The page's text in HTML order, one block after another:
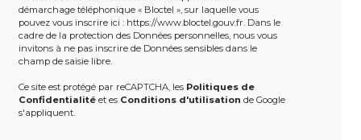
démarchage téléphonique « Bloctel », sur laquelle vous
pouvez vous inscrire ici : https://www.bloctel.gouv.fr. Dans le
cadre de la protection des Données personnelles, nous vous
invitons à ne pas inscrire de Données sensibles dans le
champ de saisie libre.
Ce site est protégé par reCAPTCHA, les Politiques de
Confidentialitéet es Conditions d'utilisation de Google
s'appliquent.